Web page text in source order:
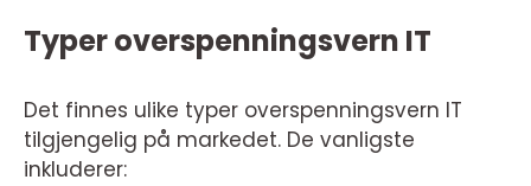
Typer overspenningsvern IT
Det finnes ulike typer overspenningsvern IT
tilgjengelig på markedet. De vanligste
inkluderer: